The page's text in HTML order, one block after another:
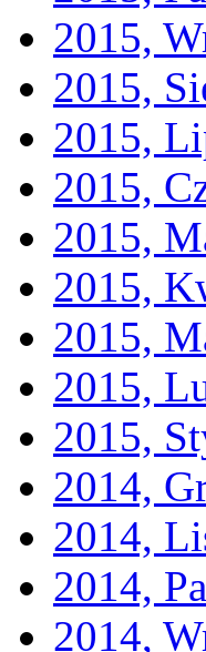
2015,
2015,
2015,
2015,
2015,
2015,
2015,
2015,
2015,
2014,
2014,
2014,
2014,